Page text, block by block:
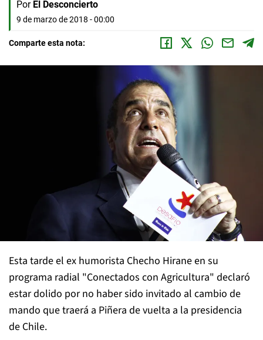
Por El Desconcierto
9 de marzo de 2018 - 00:00
Comparte esta nota:
Esta tarde el ex humorista Checho Hirane en su
programa radial "Conectados con Agricultura" declaró
estar dolido por no haber sido invitado al cambio de
mando que traerá a Piñera de vuelta a la presidencia
de Chile.